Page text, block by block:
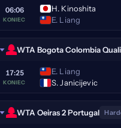
06:06
KONIEC
H. Kinoshita
E. Liang
WTA Bogota Colombia
17:25
KONIEC
E. Liang
S. Janicijevic
WTA Oeiras 2 Portugal